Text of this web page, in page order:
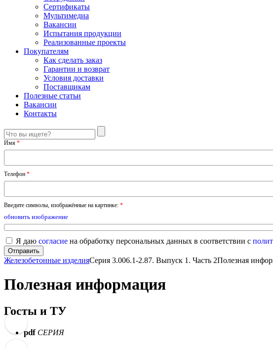
Сертификаты
Мультимедиа
Вакансии
Испытания продукции
Реализованные проекты
Покупателям
Как сделать заказ
Гарантии и возврат
Условия доставки
Поставщикам
Полезные статьи
Вакансии
Контакты
Имя *
Телефон *
Введите символы, изображённые на картинке: *
обновить изображение
Я даю согласие на обработку персональных данных в соответствии с
Железобетонные изделияСерия 3.006.1-2.87. Выпуск 1. Часть 2Полезная
Полезная информация
Госты и ТУ
pdf СЕРИЯ